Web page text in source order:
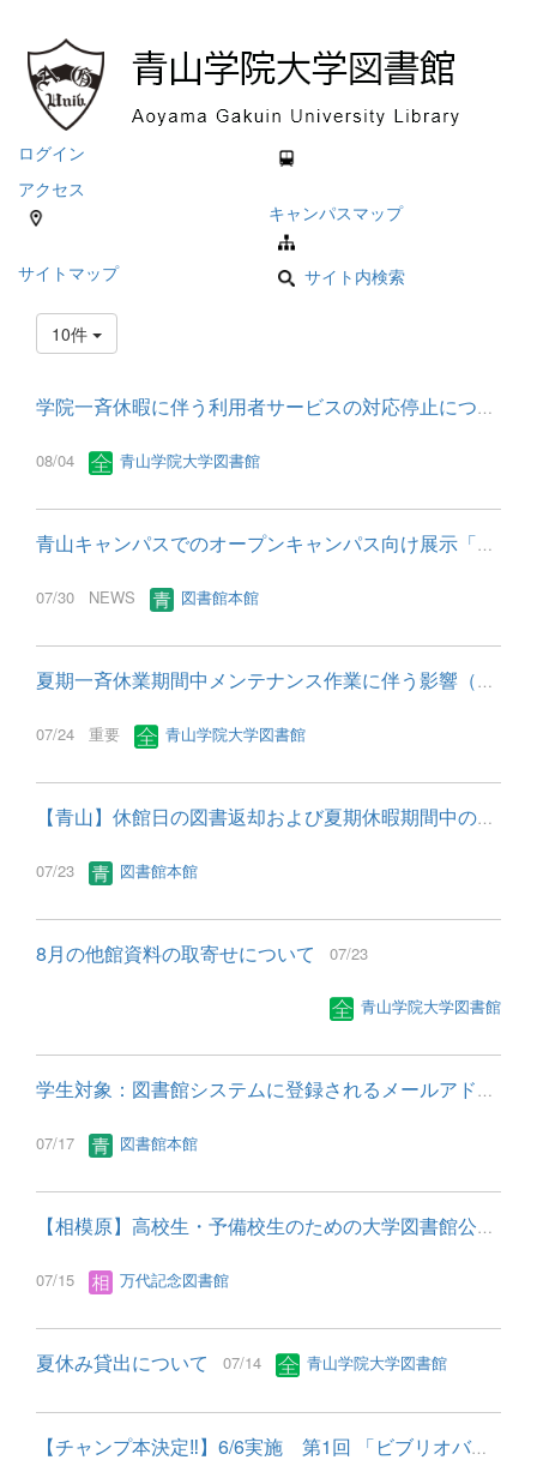
ログイン
アクセス
キャンパスマップ
サイトマップ サイト内検索
10件
学院一斉休暇に伴う利用者サービスの対応停止について
08/04 青山学院大学図書館
青山キャンパスでのオープンキャンパス向け展示「青山学院大学で...
07/30 NEWS 図書館本館
夏期一斉休業期間中メンテナンス作業に伴う影響（一時メール遅延...
07/24 重要 青山学院大学図書館
【青山】休館日の図書返却および夏期休暇期間中の運用変更について
07/23 図書館本館
8月の他館資料の取寄せについて 07/23
青山学院大学図書館
学生対象：図書館システムに登録されるメールアドレスが変更とな...
07/17 図書館本館
【相模原】高校生・予備校生のための大学図書館公開のお知らせ（2...
07/15 万代記念図書館
夏休み貸出について 07/14 青山学院大学図書館
【チャンプ本決定‼】6/6実施 第1回 「ビブリオバトル in マクレ...